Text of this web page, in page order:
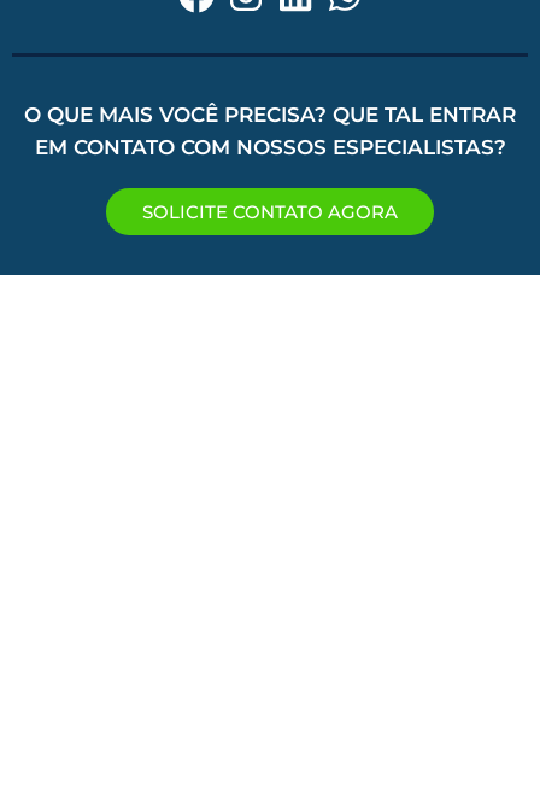
O QUE MAIS VOCÊ PRECISA? QUE TAL ENTRAR
EM CONTATO COM NOSSOS ESPECIALISTAS?
SOLICITE CONTATO AGORA